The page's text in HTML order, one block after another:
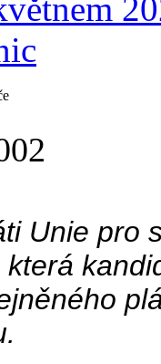
Unie pro